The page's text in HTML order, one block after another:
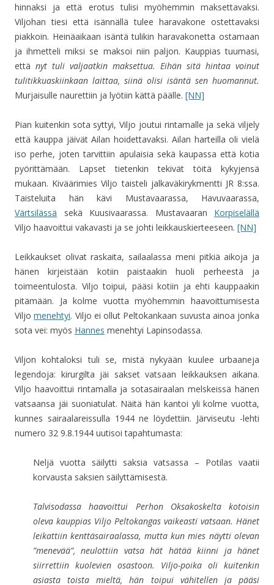
hinnaksi ja että erotus tulisi myöhemmin maksettavaksi.
Viljohan tiesi että isännällä tulee haravakone ostettavaksi
piakkoin. Heinäaikaan isäntä tulikin haravakonetta ostamaan
ja ihmetteli miksi se maksoi niin paljon. Kauppias tuumasi,
että nyt tuli valjaatkin maksettua. Eihän sitä hintaa voinut
tulitikkuaskiinkaan laittaa, siinä olisi isäntä sen huomannut.
Murjaisulle naurettiin ja lyötiin kättä päälle. [NN]
Pian kuitenkin sota syttyi, Viljo joutui rintamalle ja sekä viljely
että kauppa jäivät Ailan hoidettavaksi. Ailan harteilla oli vielä
iso perhe, joten tarvittiin apulaisia sekä kaupassa että kotia
pyörittämään. Lapset tietenkin tekivät töitä kykyjensä
mukaan. Kiväärimies Viljo taisteli jalkaväkirykmentti JR 8:ssa.
Taisteluita hän kävi Mustavaarassa, Havuvaarassa,
Värtsilässä sekä Kuusivaarassa. Mustavaaran Korpiselällä
Viljo haavoittui vakavasti ja se johti leikkauskierteeseen. [NN]
Leikkaukset olivat raskaita, sailaalassa meni pitkiä aikoja ja
hänen kirjeistään kotiin paistaakin huoli perheestä ja
toimeentulosta. Viljo toipui, pääsi kotiin ja ehti kauppaakin
pitämään. Ja kolme vuotta myöhemmin haavoittumisesta
Viljomenehtyi. Viljo ei ollut Peltokankaan suvusta ainoa jonka
sota vei: myös Hannes menehtyi Lapinsodassa.
Viljon kohtaloksi tuli se, mistä nykyään kuulee urbaaneja
legendoja: kirurgilta jäi sakset vatsaan leikkauksen aikana.
Viljo haavoittui rintamalla ja sotasairaalan melskeissä hänen
vatsaansa jäi suoniatulat. Näitä hän kantoi yli kolme vuotta,
kunnes sairaalareissulla 1944 ne löydettiin. Järviseutu -lehti
numero 32 9.8.1944 uutisoi tapahtumasta:
Neljä vuotta säilytti saksia vatsassa – Potilas vaatii
korvausta saksien säilyttämisestä.
Talvisodassa haavoittui Perhon Oksakoskelta kotoisin
oleva kauppias Viljo Peltokangas vaikeasti vatsaan. Hänet
leikattiin kenttäsairaalassa, mutta kun mies näytti olevan
”menevää”, neulottiin vatsa hät hätää kiinni ja hänet
siirrettiin kuolevien osastoon. Viljo-poika oli kuitenkin
asiasta toista mieltä, hän toipui vähitellen ja pääsi